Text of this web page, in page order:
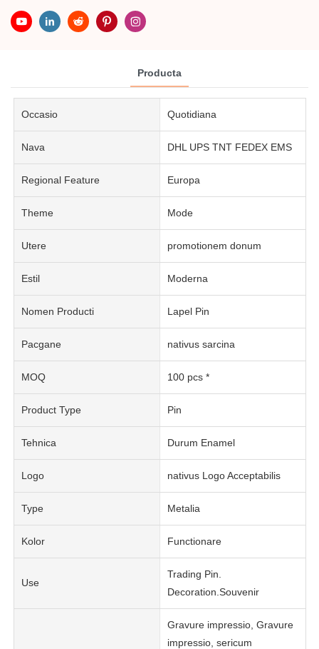
Producta
Occasio Quotidiana
Nava DHL UPS TNT FEDEX EMS
Regional Feature Europa
Theme Mode
Utere promotionem donum
Estil Moderna
Nomen Producti Lapel Pin
Pacgane nativus sarcina
MOQ 100 pcs *
Product Type Pin
Tehnica Durum Enamel
Logo nativus Logo Acceptabilis
Type Metalia
Kolor Functionare
Use
Trading Pin.
Decoration.Souvenir
Gravure impressio, Gravure
impressio, sericum